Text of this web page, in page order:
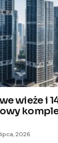
wieże i
2026